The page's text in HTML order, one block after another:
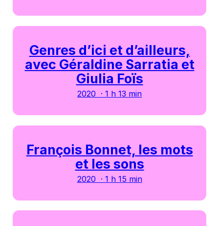
Genres d’ici et d’ailleurs,
avec Géraldine Sarratia et
Giulia Foïs
2020 · 1 h 13 min
François Bonnet, les mots
et les sons
2020 · 1 h 15 min